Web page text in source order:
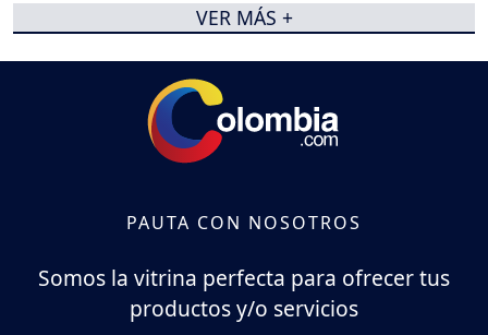
VER MÁS +
PAUTA CON NOSOTROS
Somos la vitrina perfecta para ofrecer tus
productos y/o servicios